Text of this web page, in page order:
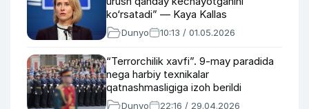
ko‘rsatadi” — Kaya Kallas
Dunyo 10:13 / 01.05.2026
“Terrorchilik xavfi”. 9-may paradida
nega harbiy texnikalar
qatnashmasligiga izoh berildi
Dunyo 22:16 / 29.04.2026